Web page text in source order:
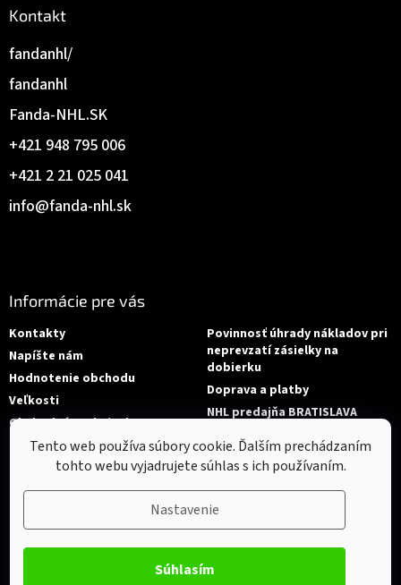
Tento web používa súbory cookie. Ďalším prechádzaním
tohto webu vyjadrujete súhlas s ich používaním.
Nastavenie
Súhlasím
Kontakt
info@fanda-nhl.sk
+421 2 21 025 041
+421 948 795 006
Fanda-NHL.SK
fandanhl
fandanhl/
Informácie pre vás
Kontakty
Napíšte nám
Hodnotenie obchodu
Veľkosti
Obchodné podmienky
Povinnosť úhrady nákladov pri
neprevzatí zásielky na
dobierku
Doprava a platby
NHL predajňa BRATISLAVA
Reklamace/Výměna